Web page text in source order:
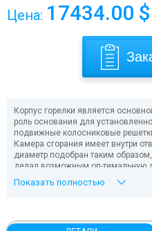
Цена: 17434.00 $
Корпус горелки является
роль основания для
подвижные колосниковые
Камера сгорания имеет внутри
диаметр подобран таким
делал возможным оп-тимальную
необходимом к оптимальному
поступает через нагнетающие
Установка на
Показать полностью